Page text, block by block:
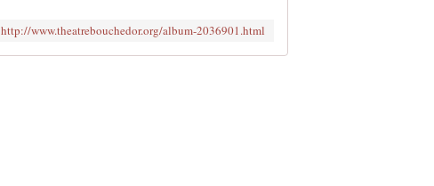
http://www.theatrebouchedor.org/album-2036901.html